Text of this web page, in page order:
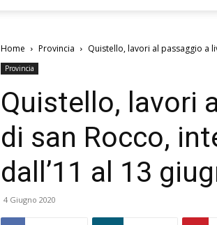
Home Provincia Quistello, lavori al passaggio a
Provincia
Quistello, lavori
di san Rocco,
dall’11 al 13
4 Giugno 2020